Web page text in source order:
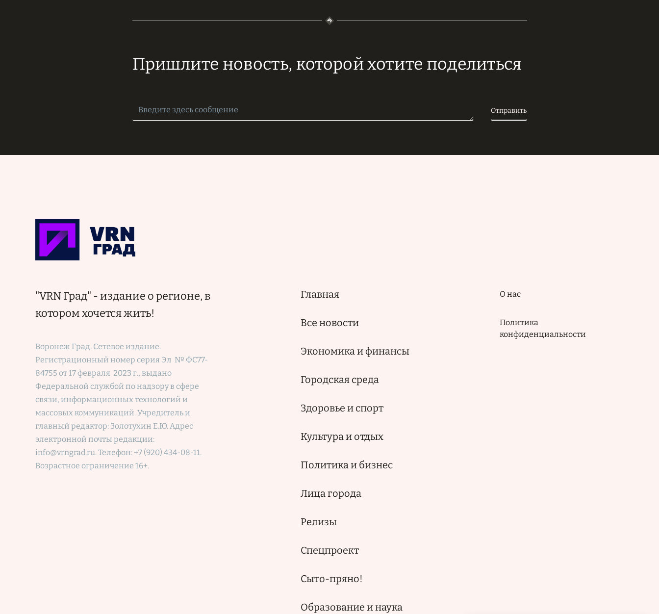
Пришлите новость, которой хотите поделиться
"VRN Град" - издание о регионе, в
котором хочется жить!
Воронеж Град. Сетевое издание.
Регистрационный номер серия Эл № ФС77-
84755 от 17 февраля 2023 г., выдано
Федеральной службой по надзору в сфере
связи, информационных технологий и
массовых коммуникаций. Учредитель и
главный редактор: Золотухин Е.Ю. Адрес
электронной почты редакции:
info@vrngrad.ru. Телефон: +7 (920) 434-08-11.
Возрастное ограничение 16+.
Основная
Главная
Все новости
Экономика и финансы
Городская среда
Здоровье и спорт
Культура и отдых
Политика и бизнес
Лица города
Релизы
Спецпроект
Сыто-пряно!
Образование и наука
Подвал
О нас
Политика
конфиденциальности